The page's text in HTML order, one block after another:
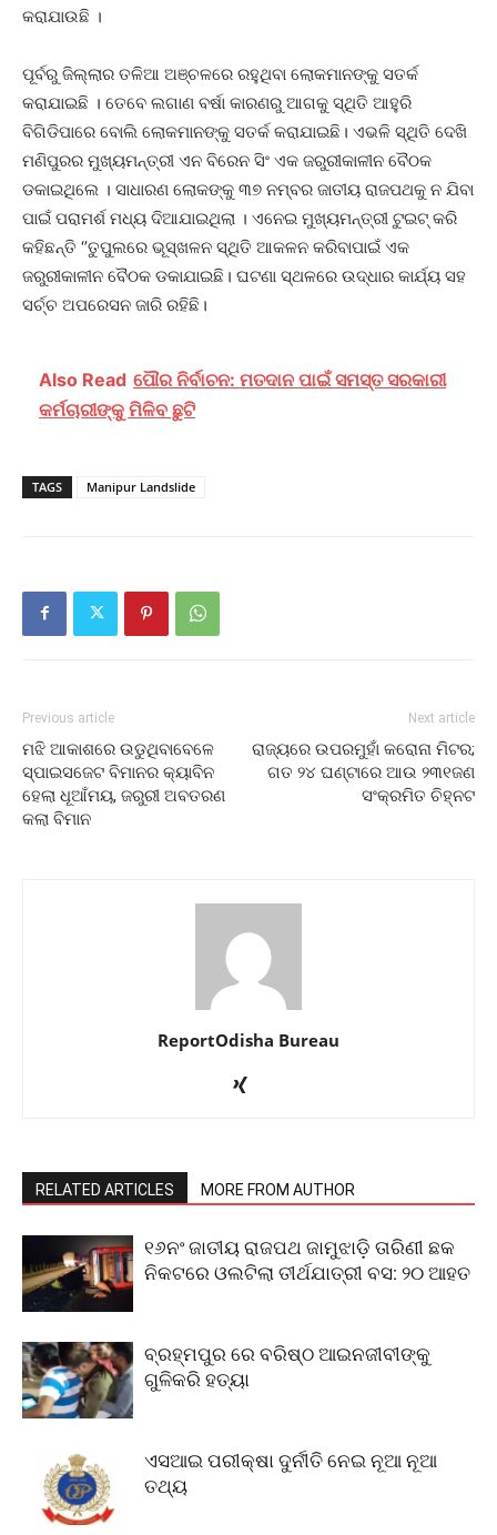
କରାଯାଉଛି ।
ପୂର୍ବରୁ ଜିଲ୍ଲାର ତଳିଆ ଅଞ୍ଚଳରେ ରହୁଥିବା ଲୋକମାନଙ୍କୁ ସତର୍କ
କରାଯାଇଛି । ତେବେ ଲଗାଣ ବର୍ଷା କାରଣରୁ ଆଗକୁ ସ୍ଥିତି ଆହୁରି
ବିଗିଡିପାରେ ବୋଲି ଲୋକମାନଙ୍କୁ ସତର୍କ କରାଯାଇଛି। ଏଭଳି ସ୍ଥିତି ଦେଖି
ମଣିପୁରର ମୁଖ୍ୟମନ୍ତ୍ରୀ ଏନ ବିରେନ ସିଂ ଏକ ଜରୁରୀକାଳୀନ ବୈଠକ
ଡକାଇଥିଲେ । ସାଧାରଣ ଲୋକଙ୍କୁ ୩୭ ନମ୍ବର ଜାତୀୟ ରାଜପଥକୁ ନ ଯିବା
ପାଇଁ ପରାମର୍ଶ ମଧ୍ୟ ଦିଆଯାଇଥିଲା । ଏନେଇ ମୁଖ୍ୟମନ୍ତ୍ରୀ ଟୁଇଟ୍ କରି
କହିଛନ୍ତି ‘’ତୁପୁଲରେ ଭୂସ୍ଖଳନ ସ୍ଥିତି ଆକଳନ କରିବାପାଇଁ ଏକ
ଜରୁରୀକାଳୀନ ବୈଠକ ଡକାଯାଇଛି। ଘଟଣା ସ୍ଥଳରେ ଉଦ୍ଧାର କାର୍ଯ୍ୟ ସହ
ସର୍ଚ୍ଚ ଅପରେସନ ଜାରି ରହିଛି।
Also Read ପୌର ନିର୍ବାଚନ: ମତଦାନ ପାଇଁ ସମସ୍ତ ସରକାରୀ
କର୍ମଚାରୀଙ୍କୁ ମିଳିବ ଛୁଟି
TAGS Manipur Landslide
Previous article
ମଝି ଆକାଶରେ ଉଡୁଥିବାବେଳେ
ସ୍ପାଇସଜେଟ ବିମାନର କ୍ୟାବିନ
ହେଲା ଧୂଆଁମୟ, ଜରୁରୀ ଅବତରଣ
କଲା ବିମାନ
Next article
ରାଜ୍ୟରେ ଉପରମୁହାଁ କରୋନା ମିଟର;
ଗତ ୨୪ ଘଣ୍ଟାରେ ଆଉ ୨୩୧ଜଣ
ସଂକ୍ରମିତ ଚିହ୍ନଟ
ReportOdisha Bureau
RELATED ARTICLES MORE FROM AUTHOR
୧୬ନଂ ଜାତୀୟ ରାଜପଥ ଜାମୁଝାଡ଼ି ତାରିଣୀ ଛକ
ନିକଟରେ ଓଲଟିଲା ତୀର୍ଥଯାତ୍ରୀ ବସ: ୨୦ ଆହତ
ବ୍ରହ୍ମପୁର ରେ ବରିଷ୍ଠ ଆଇନଜୀବୀଙ୍କୁ
ଗୁଳିକରି ହତ୍ୟା
ଏସଆଇ ପରୀକ୍ଷା ଦୁର୍ନୀତି ନେଇ ନୂଆ ନୂଆ
ତଥ୍ୟ